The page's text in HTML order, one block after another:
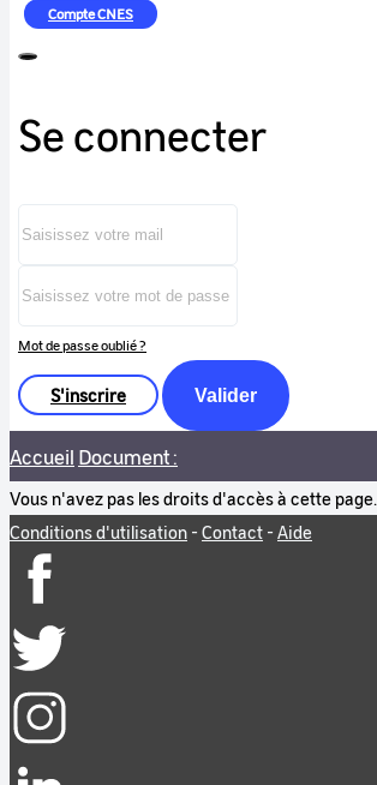
CompteCNES
Se connecter
Mot de passe oublié ?
S'inscrire Valider
Accueil Document :
Vous n'avez pas les droits d'accès à cette page.
Conditions d'utilisation - Contact - Aide